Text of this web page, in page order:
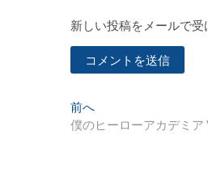
新しい投稿をメールで受
投
稿
前へ
去
僕のヒーローアカデミア